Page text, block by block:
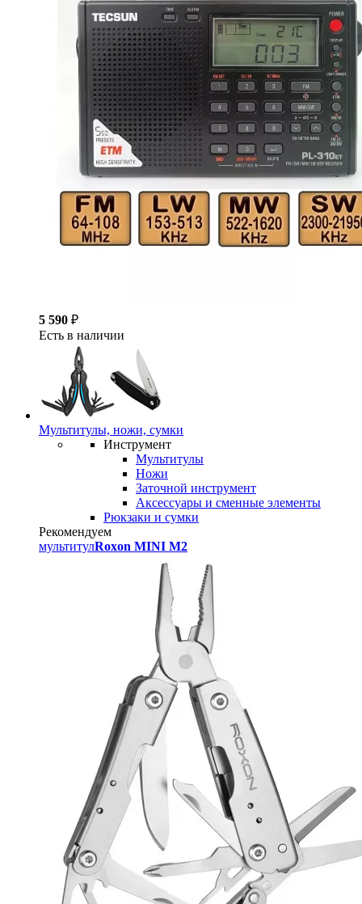
5 590 ₽
Есть в наличии
Мультитулы, ножи, сумки
Инструмент
Мультитулы
Ножи
Заточной инструмент
Аксессуары и сменные элементы
Рюкзаки и сумки
Рекомендуем
мультитулRoxon MINI M2